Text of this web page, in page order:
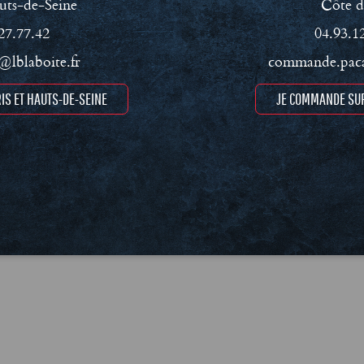
RSE Conditions Générales de Vente (CGV) Mentions
ET HAUTS-DE-SEINE JE COMMANDE